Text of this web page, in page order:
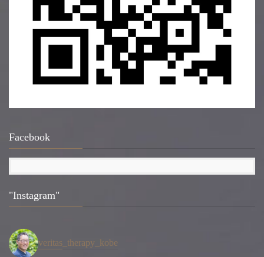
Facebook
"Instagram"
veritas_therapy_kobe